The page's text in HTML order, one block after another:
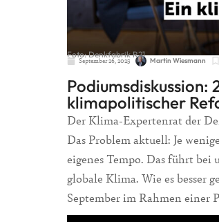
Foto: Denkfabrik R21
September 26, 2025 Martin Wiesmann
Podiumsdiskussion:
klimapolitischer
Der Klima-Expertenrat der
Das Problem aktuell: Je
eigenes Tempo. Das führt
globale Klima. Wie es besser
September im Rahmen einer